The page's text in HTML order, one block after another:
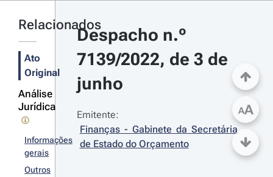
Relacionados
Ato
Original
Análise
Jurídica
Informações
gerais
Outros
Despacho n.º
7139/2022, de 3 de
junho
Emitente:
Finanças - Gabinete da Secretária
de Estado do Orçamento
AA